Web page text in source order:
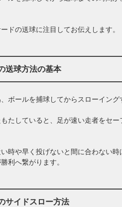
ドの送球に注目してお伝えします。
送球方法の基本
ボールを捕球してからスローイング
たしていると、足が速い走者をセー
時や早く投げないと間に合わない
利へ繋がります。
サイドスロー方法